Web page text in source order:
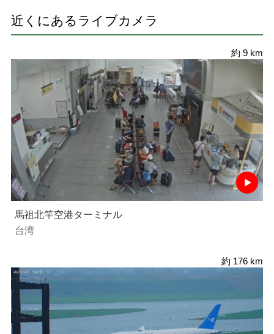
近くにあるライブカメラ
約 9 km
馬祖北竿空港ターミナル
台湾
約 176 km